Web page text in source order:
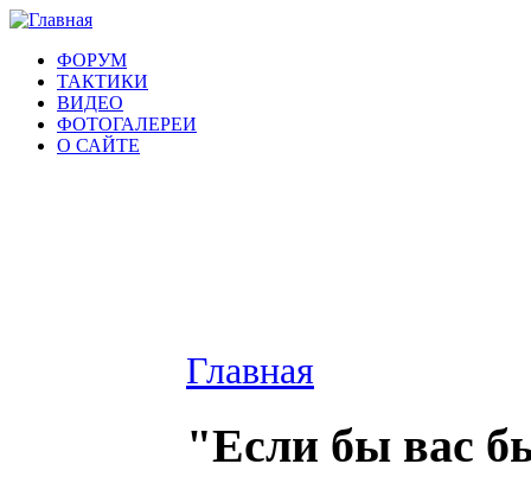
ФОРУМ
ТАКТИКИ
ВИДЕО
ФОТОГАЛЕРЕИ
О САЙТЕ
Главная
"Если бы вас